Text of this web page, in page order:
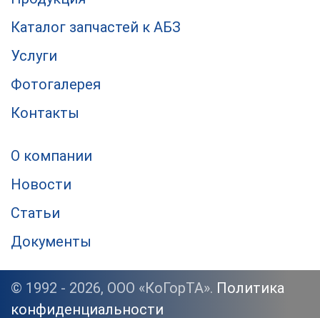
Каталог запчастей к АБЗ
Услуги
Фотогалерея
Контакты
О компании
Новости
Статьи
Документы
© 1992 - 2026, ООО «КоГорТА». Политика
конфиденциальности